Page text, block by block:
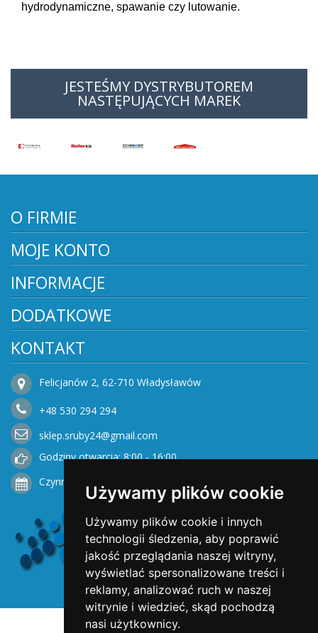
Używamy plików cookie
Używamy plików cookie i innych
technologii śledzenia, aby poprawić
jakość przeglądania naszej witryny,
wyświetlać spersonalizowane treści i
reklamy, analizować ruch w naszej
witrynie i wiedzieć, skąd pochodzą
nasi użytkownicy.
hydrodynamiczne, spawanie czy lutowanie.
JESTEŚMY DYSTRYBUTOREM
NASTĘPUJĄCYCH MAREK
O FIRMIE
MOJE KONTO
INFORMACJE
DODATKOWE
KONTAKT
Felicjanów 2, 62-710 Władysławów
+48 530 294 294
sklep.sruby24@gmail.com
Godziny otwarcia: 8:00 - 16:00
Czynne od Poniedziałku do Piątku